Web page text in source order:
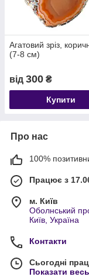
Агатовий зріз,
(7-8 см)
від 300 ₴
Купити
Про нас
100%
Працює з
м. Київ
Оболнський
Київ, Україна
Контакти
Сьогодні
Показати